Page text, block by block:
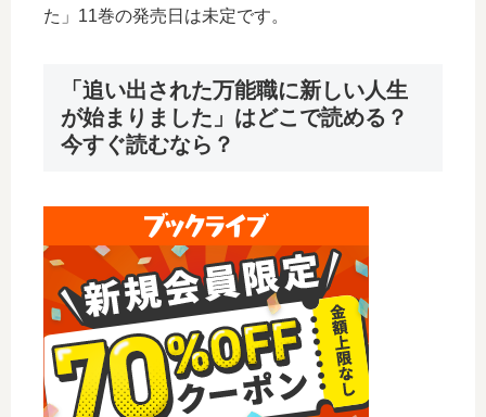
た」11巻の発売日は未定です。
「追い出された万能職に新しい人生
が始まりました」はどこで読める？
今すぐ読むなら？